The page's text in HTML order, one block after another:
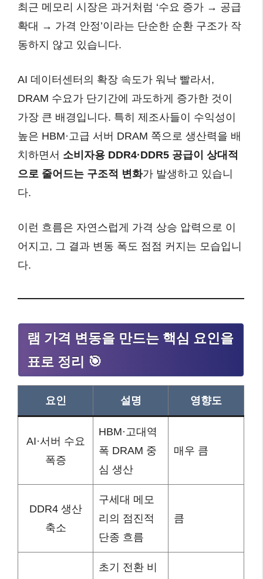
최근 메모리 시장은 과거처럼 ‘수요 증가 → 공급
확대 → 가격 안정’이라는 단순한 순환 구조가 작
동하지 않고 있습니다.
AI 데이터센터의 확장 속도가 워낙 빨라서,
DRAM 수요가 단기간에 과도하게 증가한 것이
가장 큰 배경입니다. 특히 제조사들이 수익성이
높은 HBM·고급 서버 DRAM 쪽으로 생산력을 배
치하면서 소비자용 DDR4·DDR5 공급이 상대적
으로 줄어드는 구조적 변화가 발생하고 있습니
다.
이런 흐름은 자연스럽게 가격 상승 압력으로 이
어지고, 그 결과 변동 폭도 점점 커지는 모습입니
다.
램 가격 변동을 만드는 핵심 요인을
표로 정리 🎯
요인 설명 영향도
AI·서버 수요
폭증
HBM·고대역
폭 DRAM 중
심 생산
매우 큼
DDR4 생산
축소
구세대 메모
리의 점진적
단종 흐름
큼
초기 전환 비